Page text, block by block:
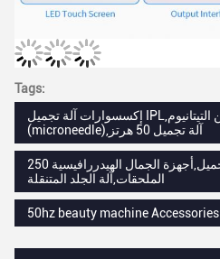
Tags:
إكسسوارات آلة تجميل IPL,بطاطس الدرما من التيتانيوم
(microneedle),آلة تجميل 50 هرتز
250 فولت لوازم آلة التجميل,أجهزة الجمال الهيدررافيسية
الملحقات,آلة الجلد المتنقلة
50hz beauty machine Accessories